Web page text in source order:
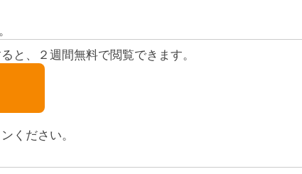
と、２週間無料で閲覧できます。
ください。